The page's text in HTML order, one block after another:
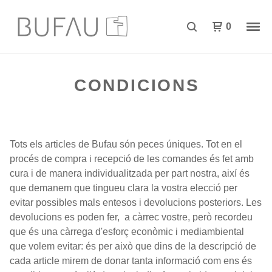
0
CONDICIONS
Tots els articles de Bufau són peces úniques. Tot en el
procés de compra i recepció de les comandes és fet amb
cura i de manera individualitzada per part nostra, així és
que demanem que tingueu clara la vostra elecció per
evitar possibles mals entesos i devolucions posteriors. Les
devolucions es poden fer, a càrrec vostre, però recordeu
que és una càrrega d'esforç econòmic i mediambiental
que volem evitar: és per això que dins de la descripció de
cada article mirem de donar tanta informació com ens és